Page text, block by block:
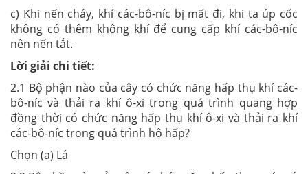
c) Khi nến cháy, khí các-bô-níc bị mất đi, khi ta úp cốc
không có thêm không khí để cung cấp khí các-bô-níc
nên nến tắt.
Lời giải chi tiết:
2.1 Bộ phận nào của cây có chức năng hấp thụ khí các-
bô-níc và thải ra khí ô-xi trong quá trình quang hợp
đồng thời có chức năng hấp thụ khí ô-xi và thải ra khí
các-bô-níc trong quá trình hô hấp?
Chọn (a) Lá